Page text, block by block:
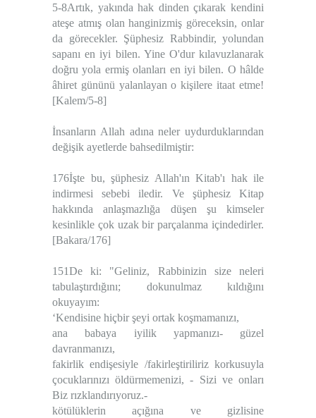
5-8Artık, yakında hak dinden çıkarak kendini
ateşe atmış olan hanginizmiş göreceksin, onlar
da görecekler. Şüphesiz Rabbindir, yolundan
sapanı en iyi bilen. Yine O'dur kılavuzlanarak
doğru yola ermiş olanları en iyi bilen. O hâlde
âhiret gününü yalanlayan o kişilere itaat etme!
[Kalem/5-8]
İnsanların Allah adına neler uydurduklarından
değişik ayetlerde bahsedilmiştir:
176İşte bu, şüphesiz Allah'ın Kitab'ı hak ile
indirmesi sebebi iledir. Ve şüphesiz Kitap
hakkında anlaşmazlığa düşen şu kimseler
kesinlikle çok uzak bir parçalanma içindedirler.
[Bakara/176]
151De ki: "Geliniz, Rabbinizin size neleri
tabulaştırdığını; dokunulmaz kıldığını
okuyayım:
‘Kendisine hiçbir şeyi ortak koşmamanızı,
ana babaya iyilik yapmanızı- güzel
davranmanızı,
fakirlik endişesiyle /fakirleştiriliriz korkusuyla
çocuklarınızı öldürmemenizi, - Sizi ve onları
Biz rızklandırıyoruz.-
kötülüklerin açığına ve gizlisine